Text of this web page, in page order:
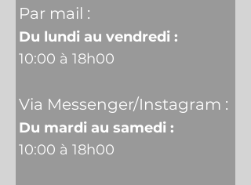
Par mail :
Du lundi au vendredi :
10:00 à 18h00
Via Messenger/Instagram :
Du mardi au samedi :
10:00 à 18h00